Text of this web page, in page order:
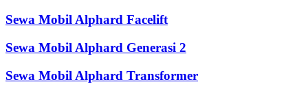
Sewa Mobil Alphard Facelift
Sewa Mobil Alphard Generasi 2
Sewa Mobil Alphard Transformer